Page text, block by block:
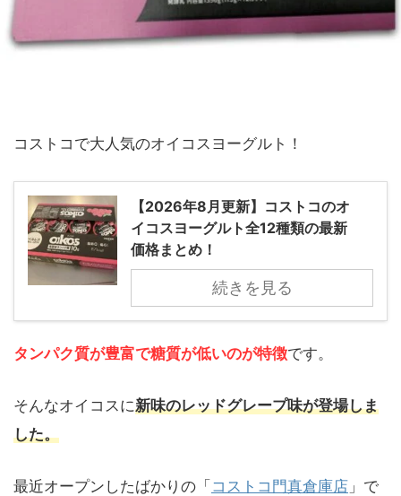
コストコで大人気のオイコスヨーグルト！
【2026年8月更新】コストコのオ
イコスヨーグルト全12種類の最新
価格まとめ！
続きを見る
タンパク質が豊富で糖質が低いのが特徴です。
そんなオイコスに新味のレッドグレープ味が登場しま
した。
最近オープンしたばかりの「 コストコ門真倉庫店 」で